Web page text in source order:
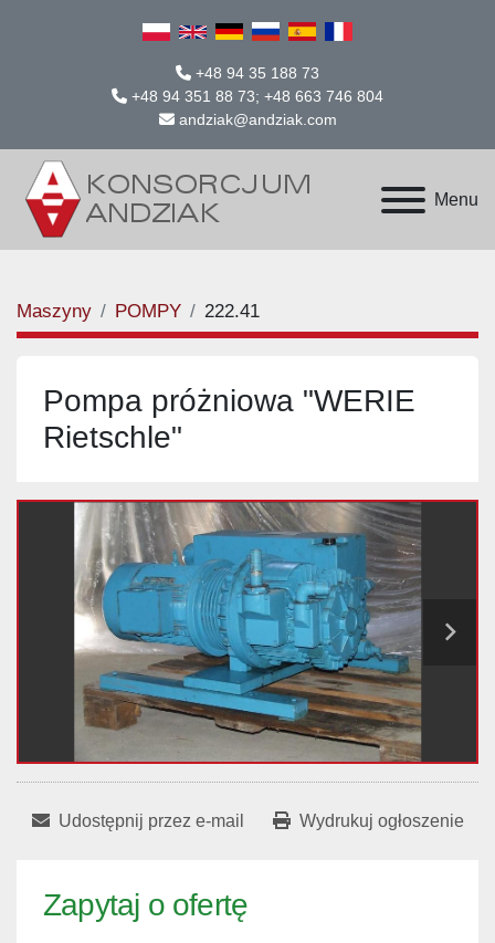
+48 94 35 188 73
+48 94 351 88 73; +48 663 746 804
andziak@andziak.com
Menu
Maszyny POMPY 222.41
Pompa próżniowa "WERIE
Rietschle"
Udostępnij przez e-mail Wydrukuj ogłoszenie
Zapytaj o ofertę